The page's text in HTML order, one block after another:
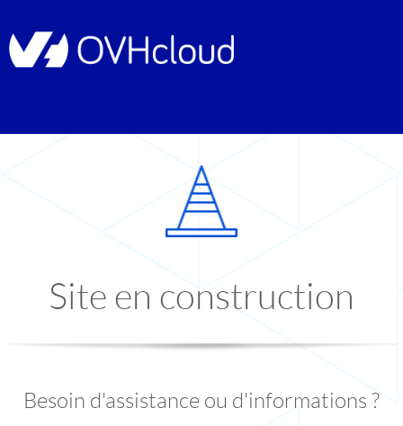
Site en construction
Besoin d'assistance ou d'informations ?